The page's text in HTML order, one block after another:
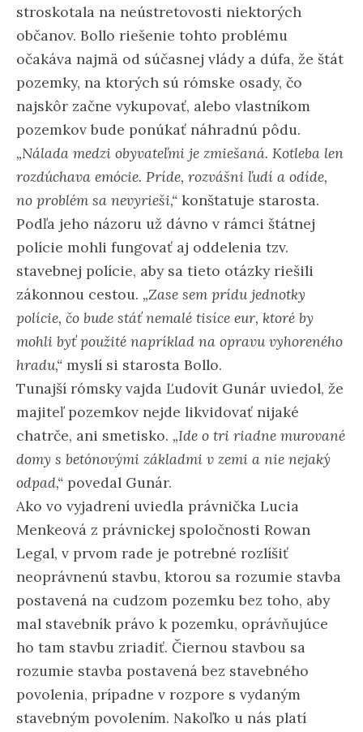
stroskotala na neústretovosti niektorých
občanov. Bollo riešenie tohto problému
očakáva najmä od súčasnej vlády a dúfa, že štát
pozemky, na ktorých sú rómske osady, čo
najskôr začne vykupovať, alebo vlastníkom
pozemkov bude ponúkať náhradnú pôdu.
„Nálada medzi obyvateľmi je zmiešaná. Kotleba len
rozdúchava emócie. Príde, rozvášni ľudí a odíde,
no problém sa nevyrieši,“ konštatuje starosta.
Podľa jeho názoru už dávno v rámci štátnej
polície mohli fungovať aj oddelenia tzv.
stavebnej polície, aby sa tieto otázky riešili
zákonnou cestou. „Zase sem prídu jednotky
polície, čo bude stáť nemalé tisíce eur, ktoré by
mohli byť použité napríklad na opravu vyhoreného
hradu,“ myslí si starosta Bollo.
Tunajší rómsky vajda Ľudovít Gunár uviedol, že
majiteľ pozemkov nejde likvidovať nijaké
chatrče, ani smetisko. „Ide o tri riadne murované
domy s betónovými základmi v zemi a nie nejaký
odpad,“ povedal Gunár.
Ako vo vyjadrení uviedla právnička Lucia
Menkeová z právnickej spoločnosti Rowan
Legal, v prvom rade je potrebné rozlíšiť
neoprávnenú stavbu, ktorou sa rozumie stavba
postavená na cudzom pozemku bez toho, aby
mal stavebník právo k pozemku, oprávňujúce
ho tam stavbu zriadiť. Čiernou stavbou sa
rozumie stavba postavená bez stavebného
povolenia, prípadne v rozpore s vydaným
stavebným povolením. Nakoľko u nás platí